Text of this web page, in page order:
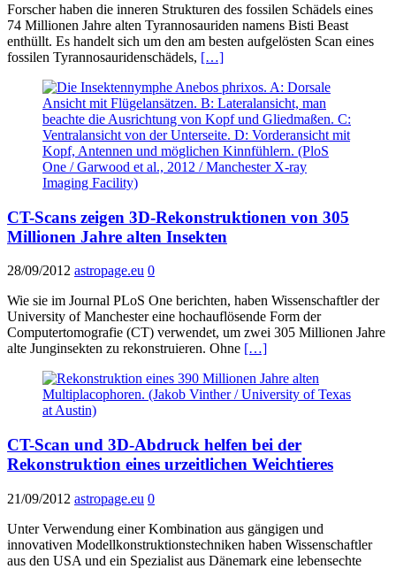
Forscher haben die inneren Strukturen des fossilen Schädels eines
74 Millionen Jahre alten Tyrannosauriden namens Bisti Beast
enthüllt. Es handelt sich um den am besten aufgelösten Scan eines
fossilen Tyrannosauridenschädels, […]
CT-Scans zeigen 3D-Rekonstruktionen von 305
Millionen Jahre alten Insekten
28/09/2012 astropage.eu 0
Wie sie im Journal PLoS One berichten, haben Wissenschaftler der
University of Manchester eine hochauflösende Form der
Computertomografie (CT) verwendet, um zwei 305 Millionen Jahre
alte Junginsekten zu rekonstruieren. Ohne […]
CT-Scan und 3D-Abdruck helfen bei der
Rekonstruktion eines urzeitlichen Weichtieres
21/09/2012 astropage.eu 0
Unter Verwendung einer Kombination aus gängigen und
innovativen Modellkonstruktionstechniken haben Wissenschaftler
aus den USA und ein Spezialist aus Dänemark eine lebensechte